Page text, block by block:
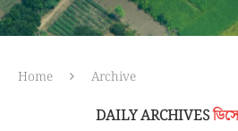
Home Archive
DAILY ARCHIVES